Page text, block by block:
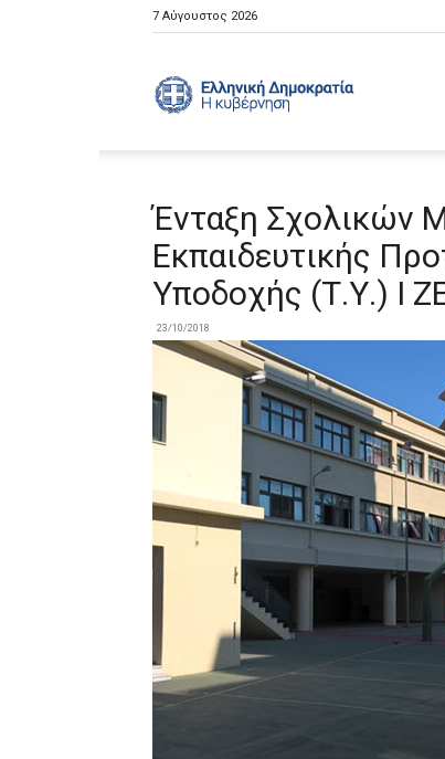
7 Αύγουστος 2026
Κυβέρνηση
Ένταξη Σχολικών
Εκπαιδευτικής
Υποδοχής (Τ.Υ.) Ι
23/10/2018